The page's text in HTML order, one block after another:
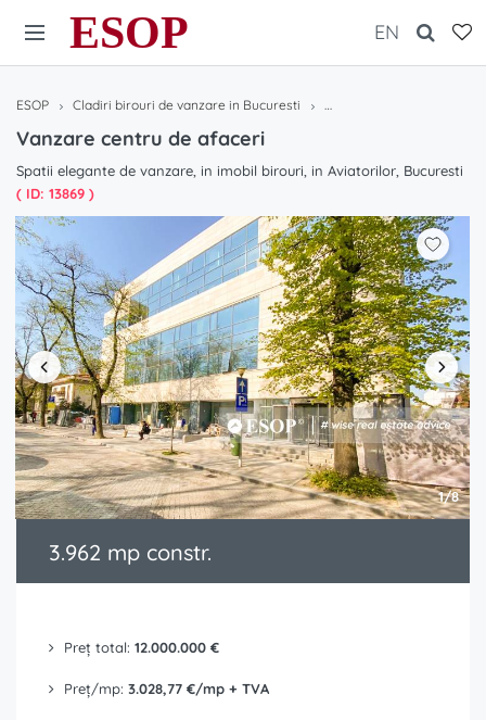
ESOP EN
ESOP Cladiri birouri de vanzare in Bucuresti Vanzare centru de afaceri
Vanzare centru de afaceri
Spatii elegante de vanzare, in imobil birouri, in Aviatorilor, Bucuresti
( ID: 13869 )
1/8
3.962 mp constr.
Preț total: 12.000.000 €
Preț/mp: 3.028,77 €/mp + TVA